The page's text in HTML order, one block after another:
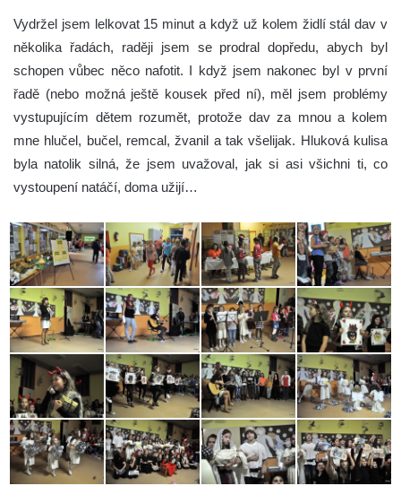
Vydržel jsem lelkovat 15 minut a když už kolem židlí stál dav v
několika řadách, raději jsem se prodral dopředu, abych byl
schopen vůbec něco nafotit. I když jsem nakonec byl v první
řadě (nebo možná ještě kousek před ní), měl jsem problémy
vystupujícím dětem rozumět, protože dav za mnou a kolem
mne hlučel, bučel, remcal, žvanil a tak všelijak. Hluková kulisa
byla natolik silná, že jsem uvažoval, jak si asi všichni ti, co
vystoupení natáčí, doma užijí…